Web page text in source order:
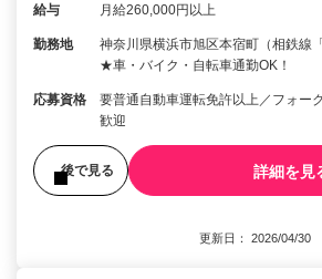
給与 月給260,000円以上
勤務地
神奈川県横浜市旭区本宿町（相鉄線
★車・バイク・自転車通勤OK！
応募資格
要普通自動車運転免許以上／フォー
歓迎
後で見る 詳細を見
更新日： 2026/04/30